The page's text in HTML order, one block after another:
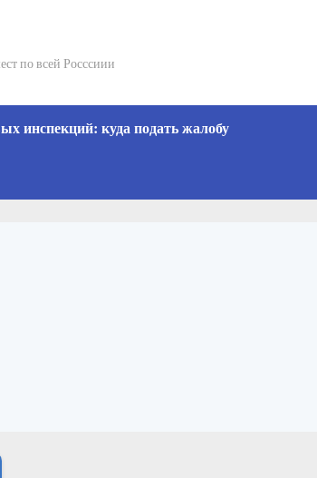
по всей Росссиии
инспекций: куда подать жалобу